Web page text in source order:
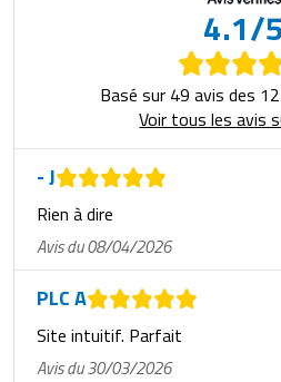
4.1/5
Basé sur 49 avis des
Voir tous les avis
- J
Rien à dire
Avis du 08/04/2026
PLC A
Site intuitif. Parfait
Avis du 30/03/2026